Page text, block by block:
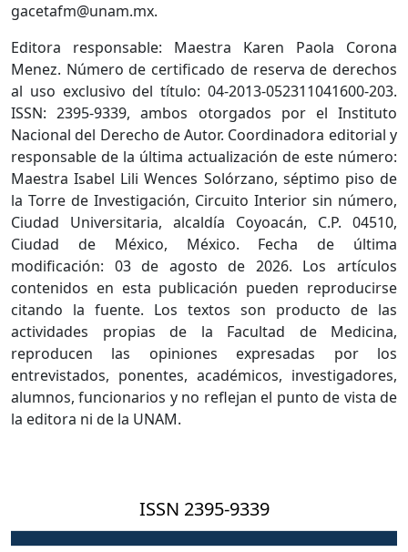
gacetafm@unam.mx.
Editora responsable: Maestra Karen Paola Corona
Menez. Número de certificado de reserva de derechos
al uso exclusivo del título: 04-2013-052311041600-203.
ISSN: 2395-9339, ambos otorgados por el Instituto
Nacional del Derecho de Autor. Coordinadora editorial y
responsable de la última actualización de este número:
Maestra Isabel Lili Wences Solórzano, séptimo piso de
la Torre de Investigación, Circuito Interior sin número,
Ciudad Universitaria, alcaldía Coyoacán, C.P. 04510,
Ciudad de México, México. Fecha de última
modificación: 03 de agosto de 2026. Los artículos
contenidos en esta publicación pueden reproducirse
citando la fuente. Los textos son producto de las
actividades propias de la Facultad de Medicina,
reproducen las opiniones expresadas por los
entrevistados, ponentes, académicos, investigadores,
alumnos, funcionarios y no reflejan el punto de vista de
la editora ni de la UNAM.
ISSN 2395-9339